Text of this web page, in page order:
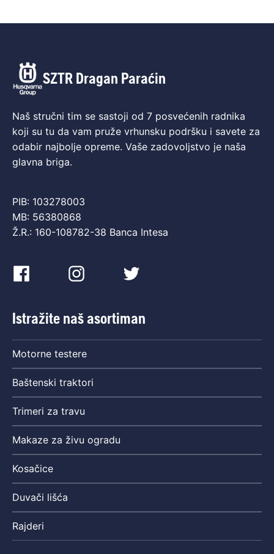
SZTR Dragan Paraćin
Naš stručni tim se sastoji od 7 posvećenih radnika
koji su tu da vam pruže vrhunsku podršku i savete za
odabir najbolje opreme. Vaše zadovoljstvo je naša
glavna briga.
PIB: 103278003
MB: 56380868
Ž.R.: 160-108782-38 Banca Intesa
Istražite naš asortiman
Motorne testere
Baštenski traktori
Trimeri za travu
Makaze za živu ogradu
Kosačice
Duvači lišća
Rajderi